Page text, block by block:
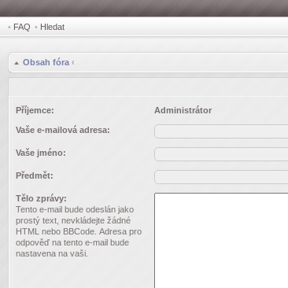
• FAQ • Hledat
Obsah fóra ‹
Příjemce: Administrátor
Vaše e-mailová adresa:
Vaše jméno:
Předmět:
Tělo zprávy:
Tento e-mail bude odeslán jako
prostý text, nevkládejte žádné
HTML nebo BBCode. Adresa pro
odpověď na tento e-mail bude
nastavena na vaši.